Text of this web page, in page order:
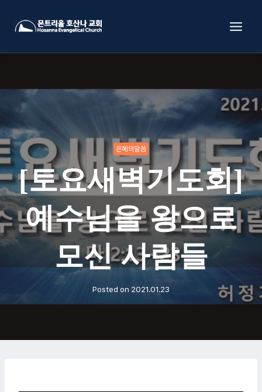
은혜의말씀
[토요새벽기도회]
예수님을 왕으로
모신 사람들
Posted on 2021.01.23